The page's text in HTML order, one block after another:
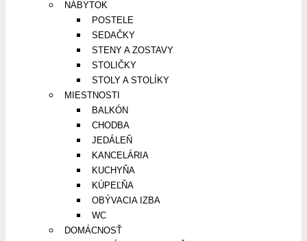
NÁBYTOK
POSTELE
SEDAČKY
STENY A ZOSTAVY
STOLIČKY
STOLY A STOLÍKY
MIESTNOSTI
BALKÓN
CHODBA
JEDÁLEŇ
KANCELÁRIA
KUCHYŇA
KÚPEĽŇA
OBÝVACIA IZBA
WC
DOMÁCNOSŤ